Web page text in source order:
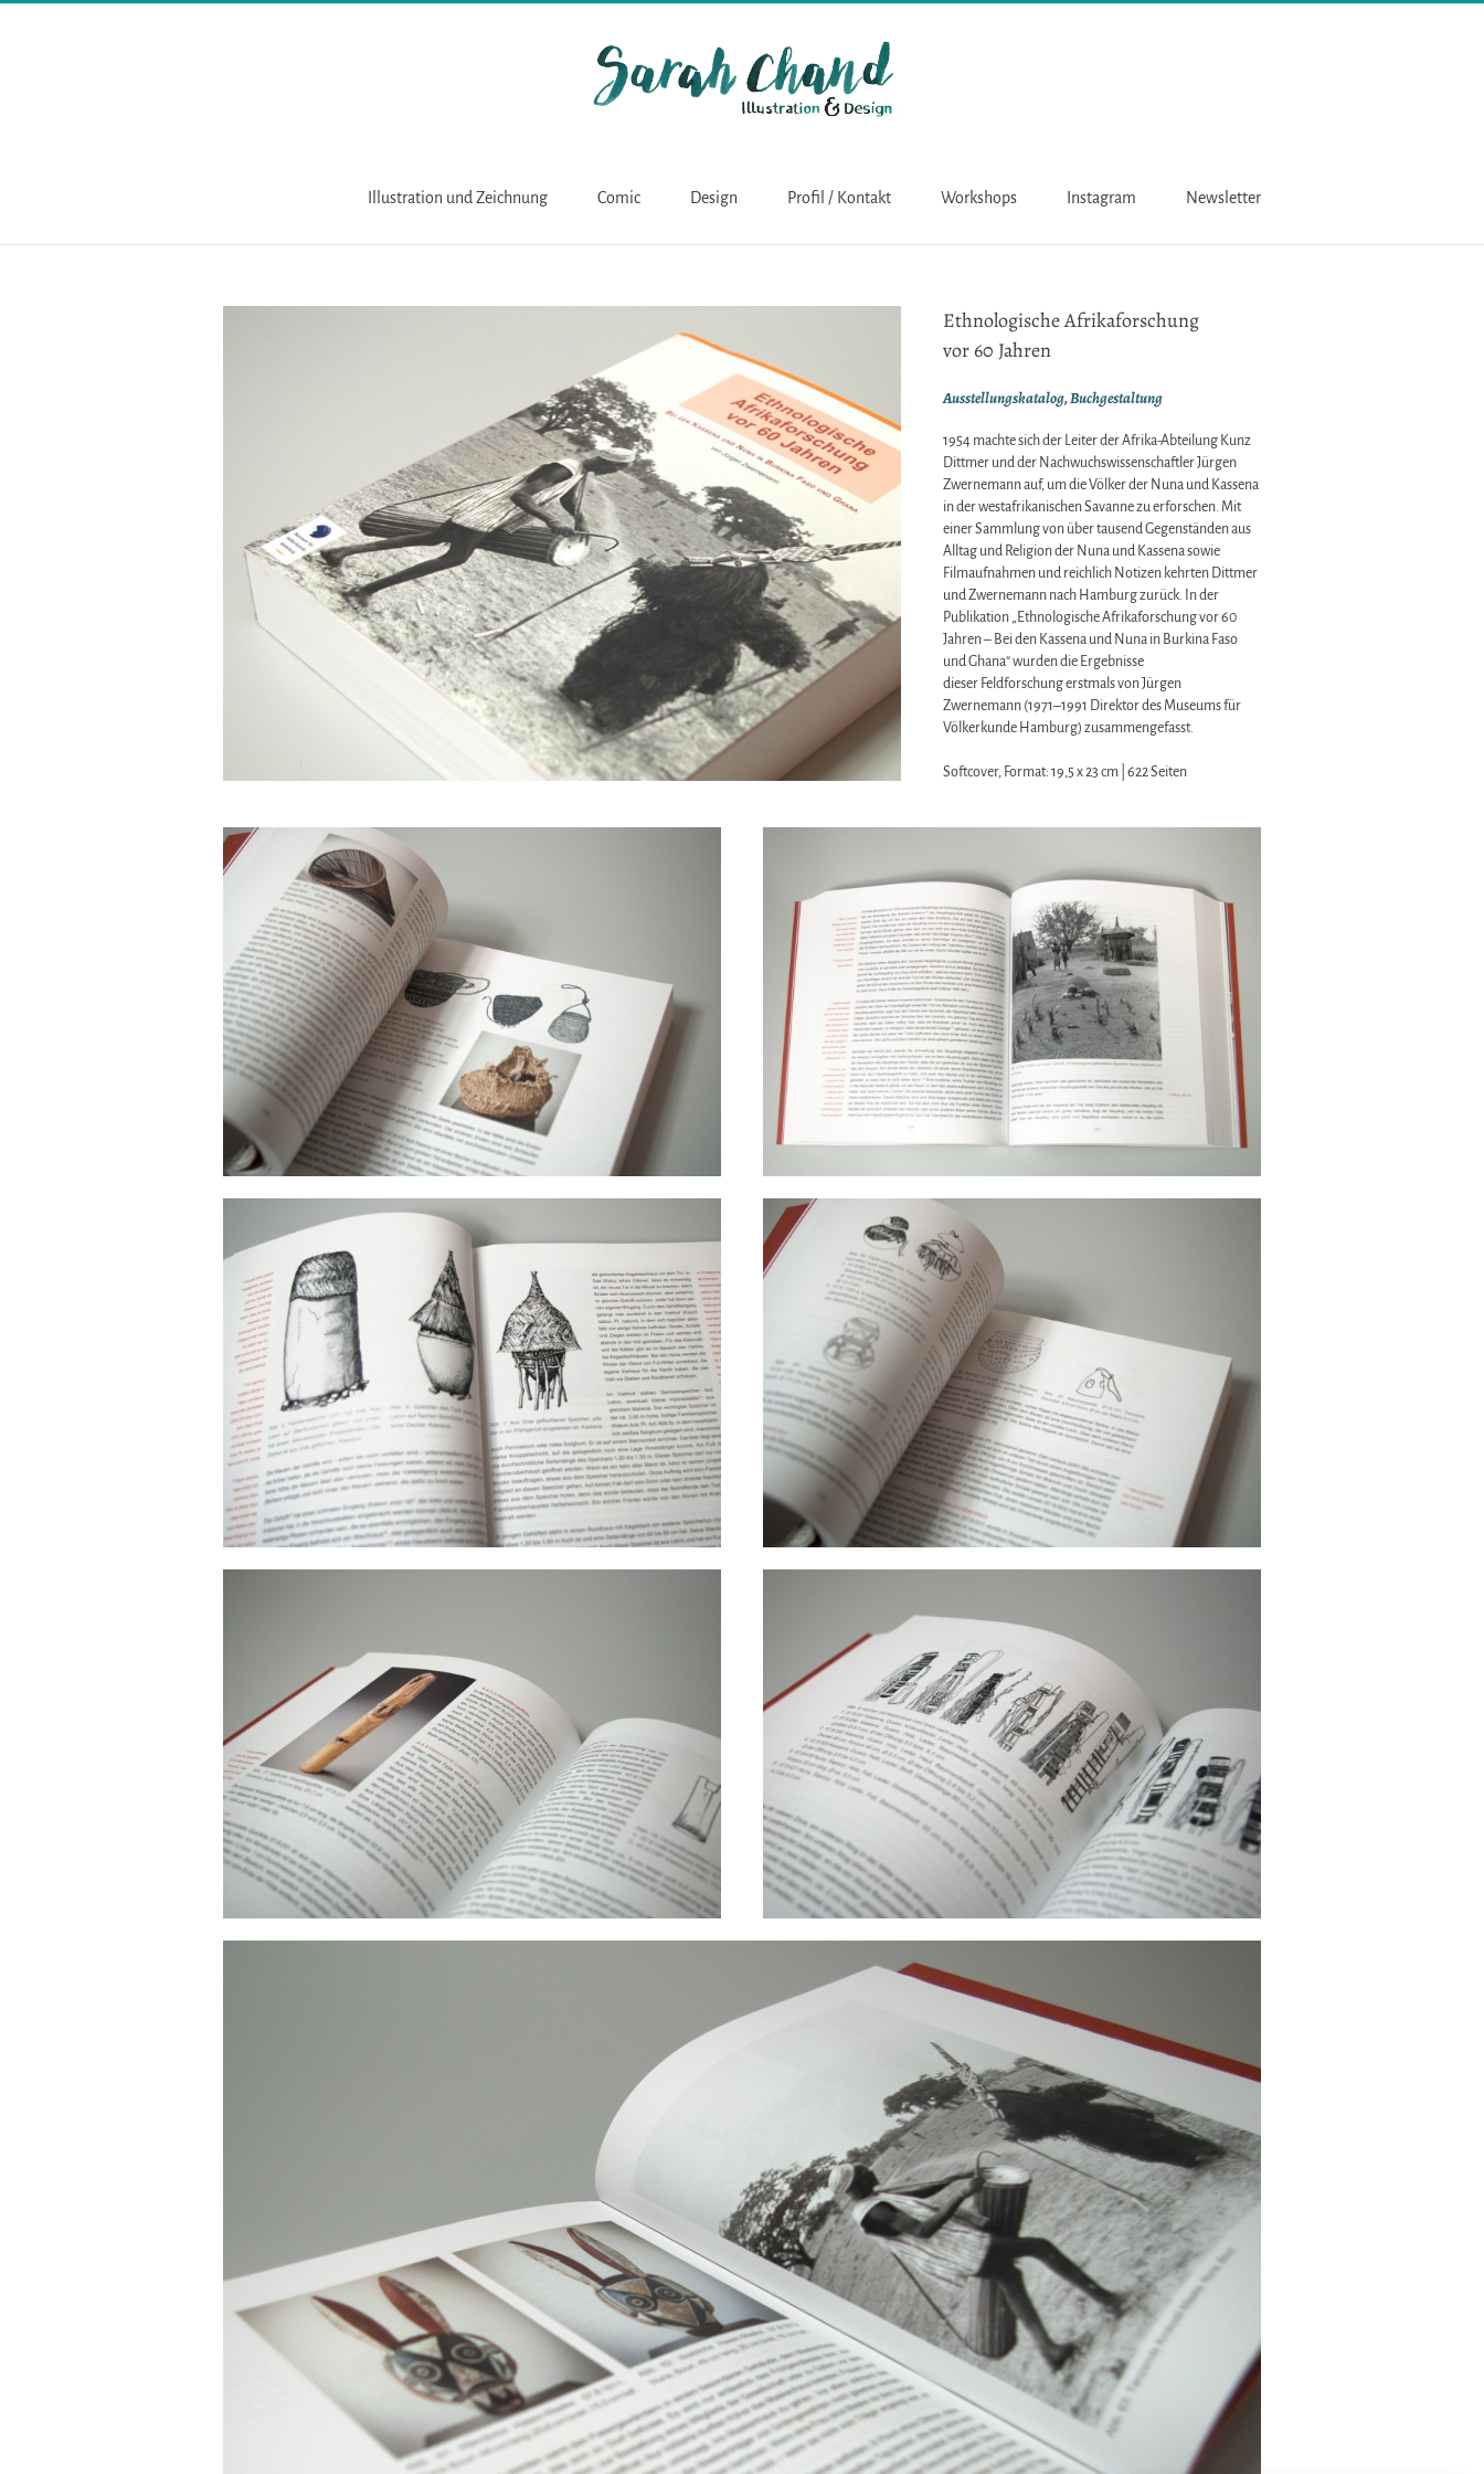
Illustration und Zeichnung Comic Design Profil / Kontakt Workshops Instagram Newsletter
Ethnologische Afrikaforschung
vor 60 Jahren
Ausstellungskatalog, Buchgestaltung
1954 machte sich der Leiter der Afrika-Abteilung Kunz
Dittmer und der Nachwuchswissenschaftler Jürgen
Zwernemann auf, um die Völker der Nuna und Kassena
in der westafrikanischen Savanne zu erforschen. Mit
einer Sammlung von über tausend Gegenständen aus
Alltag und Religion der Nuna und Kassena sowie
Filmaufnahmen und reichlich Notizen kehrten Dittmer
und Zwernemann nach Hamburg zurück. In der
Publikation „Ethnologische Afrikaforschung vor 60
Jahren – Bei den Kassena und Nuna in Burkina Faso
und Ghana“ wurden die Ergebnisse
dieser Feldforschung erstmals von Jürgen
Zwernemann (1971–1991 Direktor des Museums für
Völkerkunde Hamburg) zusammengefasst.
Softcover, Format: 19,5 x 23 cm | 622 Seiten